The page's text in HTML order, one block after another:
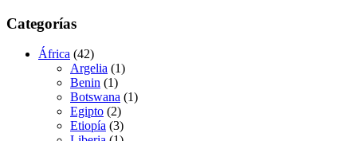
Categorías
África (42)
Argelia (1)
Benin (1)
Botswana (1)
Egipto (2)
Etiopía (3)